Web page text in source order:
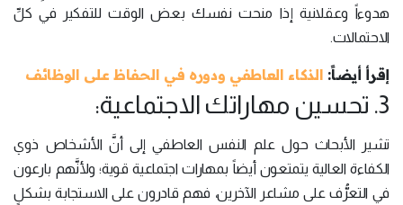
هدوءاً وعقلانية إذا منحت نفسك بعض الوقت للتفكير في كلِّ
الاحتمالات.
إقرأ أيضاً: الذكاء العاطفي ودوره في الحفاظ على الوظائف
3. تحسين مهاراتك الاجتماعية:
تشير الأبحاث حول علم النفس العاطفي إلى أنَّ الأشخاص ذوي
الكفاءة العالية يتمتعون أيضاً بمهارات اجتماعية قوية؛ ولأنَّهم بارعون
في التعرُّف على مشاعر الآخرين، فهم قادرون على الاستجابة بشكلٍ